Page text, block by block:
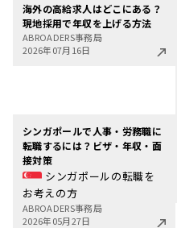
海外の高給求人はどこにある？
現地採用で年収を上げる方法
ABROADERS事務局
2026年07月16日
シンガポールで人事・労務職に
転職するには？ビザ・年収・面
接対策
シンガポールの転職を
お考えの方
ABROADERS事務局
2026年05月27日